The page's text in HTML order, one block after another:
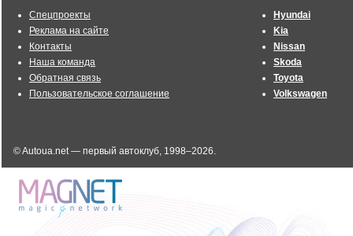
Спецпроекты
Реклама на сайте
Контакты
Наша команда
Обратная связь
Пользовательское соглашение
Hyundai
Kia
Nissan
Skoda
Toyota
Volkswagen
© Autoua.net — первый автоклуб, 1998–2026.